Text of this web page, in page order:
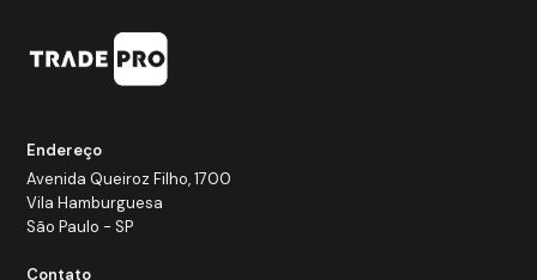
Endereço
Avenida Queiroz Filho, 1700
Vila Hamburguesa
São Paulo - SP
Contato